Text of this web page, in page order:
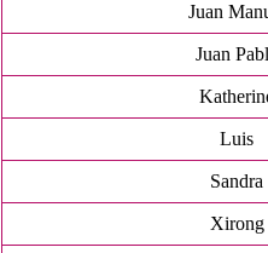
Juan
Juan
Luis
Sandra
Xirong